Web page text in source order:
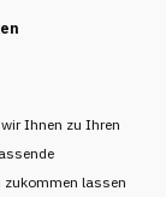
Ihnen zu Ihren
lassen